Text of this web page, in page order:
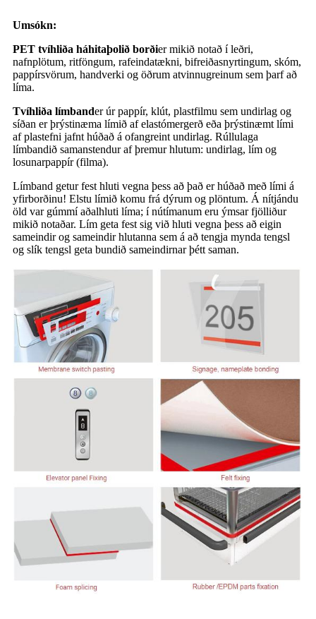
Umsókn:
PET tvíhliða háhitaþolið borðier mikið notað í leðri,
nafnplötum, ritföngum, rafeindatækni, bifreiðasnyrtingum, skóm,
pappírsvörum, handverki og öðrum atvinnugreinum sem þarf að
líma.
Tvíhliða límbander úr pappír, klút, plastfilmu sem undirlag og
síðan er þrýstinæma límið af elastómergerð eða þrýstinæmt lími
af plastefni jafnt húðað á ofangreint undirlag. Rúllulaga
límbandið samanstendur af þremur hlutum: undirlag, lím og
losunarpappír (filma).
Límband getur fest hluti vegna þess að það er húðað með lími á
yfirborðinu! Elstu límið komu frá dýrum og plöntum. Á nítjándu
öld var gúmmí aðalhluti líma; í nútímanum eru ýmsar fjölliður
mikið notaðar. Lím geta fest sig við hluti vegna þess að eigin
sameindir og sameindir hlutanna sem á að tengja mynda tengsl
og slík tengsl geta bundið sameindirnar þétt saman.